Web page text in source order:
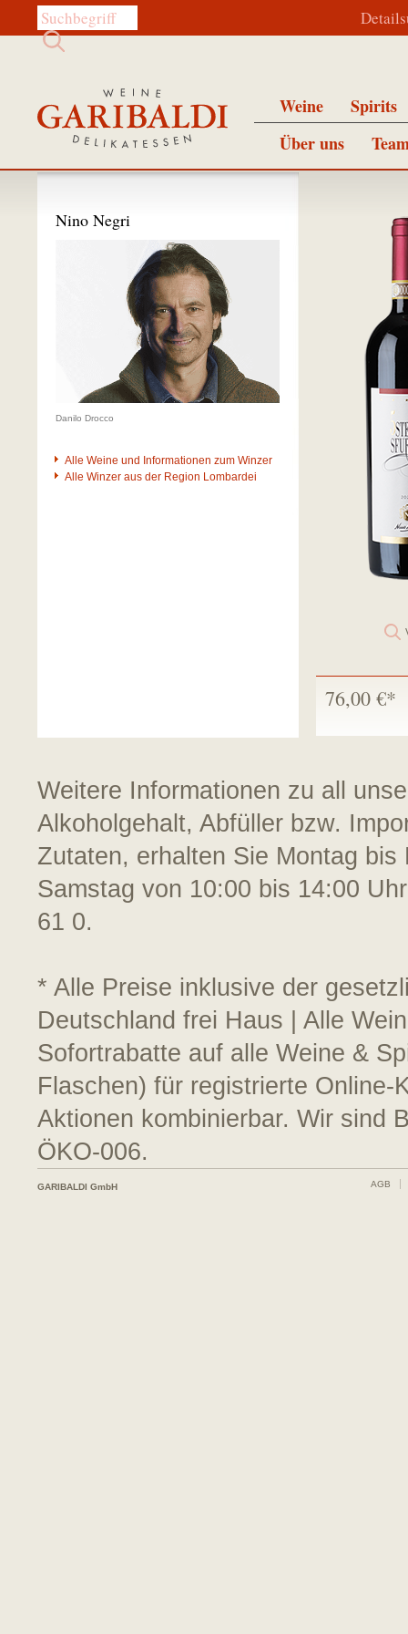
Diese Website durchsuchen:
Weine
Spirits
Über uns
76,00 €*
Nino Negri
Danilo Drocco
Alle Weine und Informationen zum Winzer
Alle Winzer aus der Region Lombardei
Weitere Informationen zu all
Alkoholgehalt, Abfüller bzw.
Zutaten, erhalten Sie Montag
Samstag von 10:00 bis 14:00
61 0.
* Alle Preise inklusive der
Deutschland frei Haus | Alle
Sofortrabatte auf alle Weine &
Flaschen) für registrierte
Aktionen kombinierbar. Wir sind
ÖKO-006.
GARIBALDI GmbH AGB